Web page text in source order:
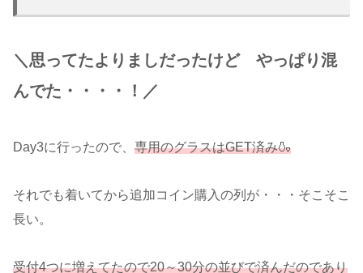
＼思ってたよりましだったけど やっぱり混
んでた・・・・！／
Day3に行ったので、 専用のグラスはGET済み🍶
それでも着いてから追加コイン購入の列が・・・そこそこ
長い。
受付4つに増えてたので20～30分の並びで済んだのであり